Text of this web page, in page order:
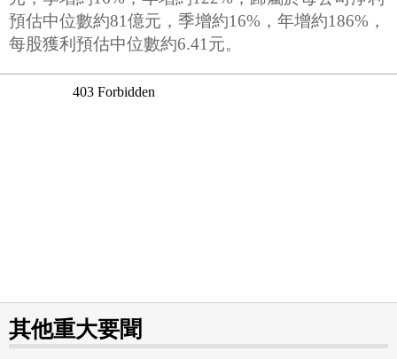
預估中位數約81億元，季增約16%，年增約186%，
每股獲利預估中位數約6.41元。
其他重大要聞